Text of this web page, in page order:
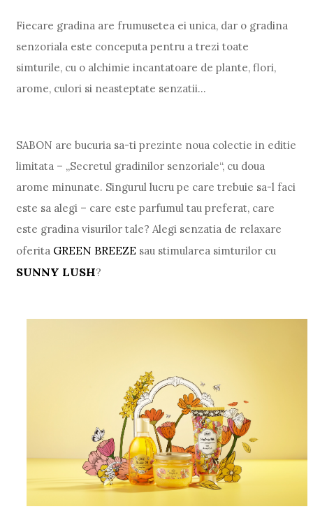
Fiecare gradina are frumusetea ei unica, dar o gradina
senzoriala este conceputa pentru a trezi toate
simturile, cu o alchimie incantatoare de plante, flori,
arome, culori si neasteptate senzatii...
SABON are bucuria sa-ti prezinte noua colectie in editie
limitata – „Secretul gradinilor senzoriale“, cu doua
arome minunate. Singurul lucru pe care trebuie sa-l faci
este sa alegi – care este parfumul tau preferat, care
este gradina visurilor tale? Alegi senzatia de relaxare
oferita GREEN BREEZE sau stimularea simturilor cu
SUNNY LUSH?